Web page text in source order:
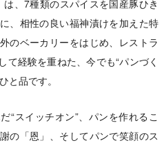
、7種類のスパイスを国産豚ひき
、相性の良い福神漬けを加えた特
のベーカリーをはじめ、レストラ
て経験を重ねた、今でも“パンづく
と品です。
“スイッチオン”、パンを作れるこ
の「恩」、そしてパンで笑顔のス